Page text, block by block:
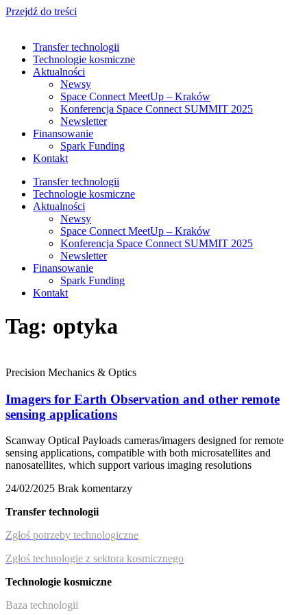
Przejdź do treści
Transfer technologii
Technologie kosmiczne
Aktualności
Newsy
Space Connect MeetUp – Kraków
Konferencja Space Connect SUMMIT 2025
Newsletter
Finansowanie
Spark Funding
Kontakt
Transfer technologii
Technologie kosmiczne
Aktualności
Newsy
Space Connect MeetUp – Kraków
Konferencja Space Connect SUMMIT 2025
Newsletter
Finansowanie
Spark Funding
Kontakt
Tag: optyka
Precision Mechanics & Optics
Imagers for Earth Observation and other remote
sensing applications
Scanway Optical Payloads cameras/imagers designed for remote
sensing applications, compatible with both microsatellites and
nanosatellites, which support various imaging resolutions
24/02/2025 Brak komentarzy
Transfer technologii
Zgłoś potrzeby technologiczne
Zgłoś technologie z sektora kosmicznego
Technologie kosmiczne
Baza technologii